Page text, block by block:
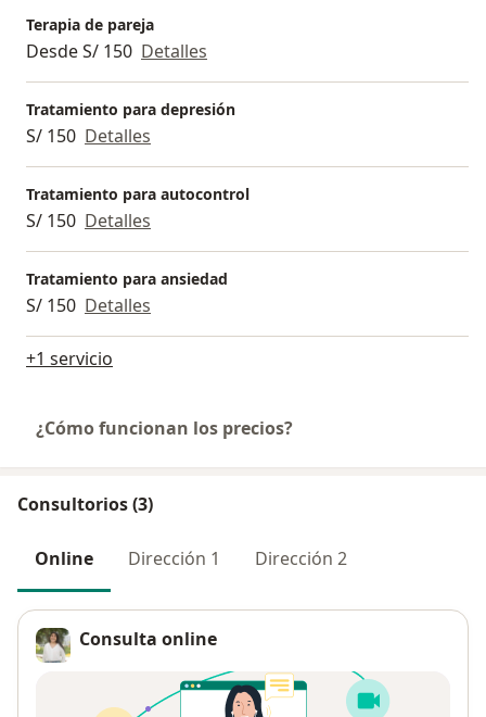
Terapia de pareja
Desde S/ 150 Detalles
Tratamiento para depresión
S/ 150 Detalles
Tratamiento para autocontrol
S/ 150 Detalles
Tratamiento para ansiedad
S/ 150 Detalles
+1 servicio
¿Cómo funcionan los precios?
Consultorios (3)
Online Dirección 1 Dirección 2
Consulta online